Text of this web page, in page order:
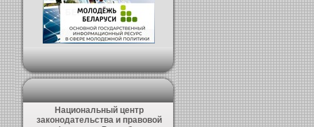
Национальный центр
законодательства и правовой